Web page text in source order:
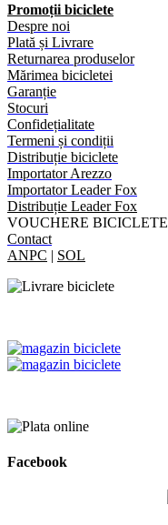
Promoții biciclete
Despre noi
Plată și Livrare
Returnarea produselor
Mărimea bicicletei
Garanție
Stocuri
Confidețialitate
Termeni și condiții
Distribuție biciclete
Importator Arezzo
Importator Leader Fox
Distribuție Leader Fox
VOUCHERE BICICLETE
Contact
ANPC | SOL
Facebook